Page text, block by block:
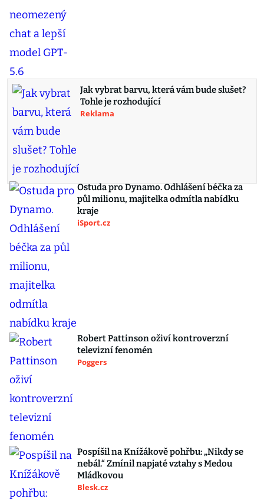
Jak vybrat barvu, která vám bude slušet?
Tohle je rozhodující
Reklama
Ostuda pro Dynamo. Odhlášení béčka za
půl milionu, majitelka odmítla nabídku
kraje
iSport.cz
Robert Pattinson oživí kontroverzní
televizní fenomén
Poggers
Pospíšil na Knížákově pohřbu: „Nikdy se
nebál.“ Zmínil napjaté vztahy s Medou
Mládkovou
Blesk.cz